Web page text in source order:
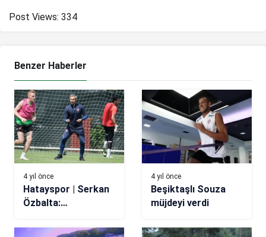
Post Views: 334
Benzer Haberler
4 yıl önce
Hatayspor | Serkan
Özbalta:
oyuncularıyla
4 yıl önce
Beşiktaşlı Souza
müjdeyi verdi